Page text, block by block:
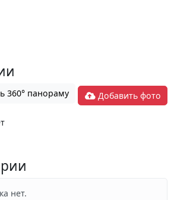
360° панораму Добавить фото
нет.